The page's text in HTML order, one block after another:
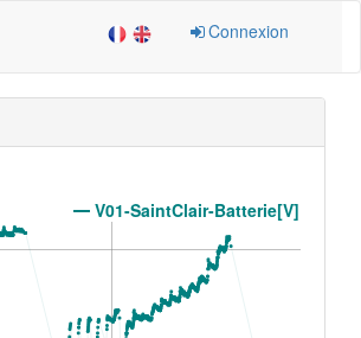
Connexion
V01-SaintClair-Batterie[V]